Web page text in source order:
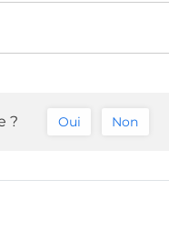
? Oui Non